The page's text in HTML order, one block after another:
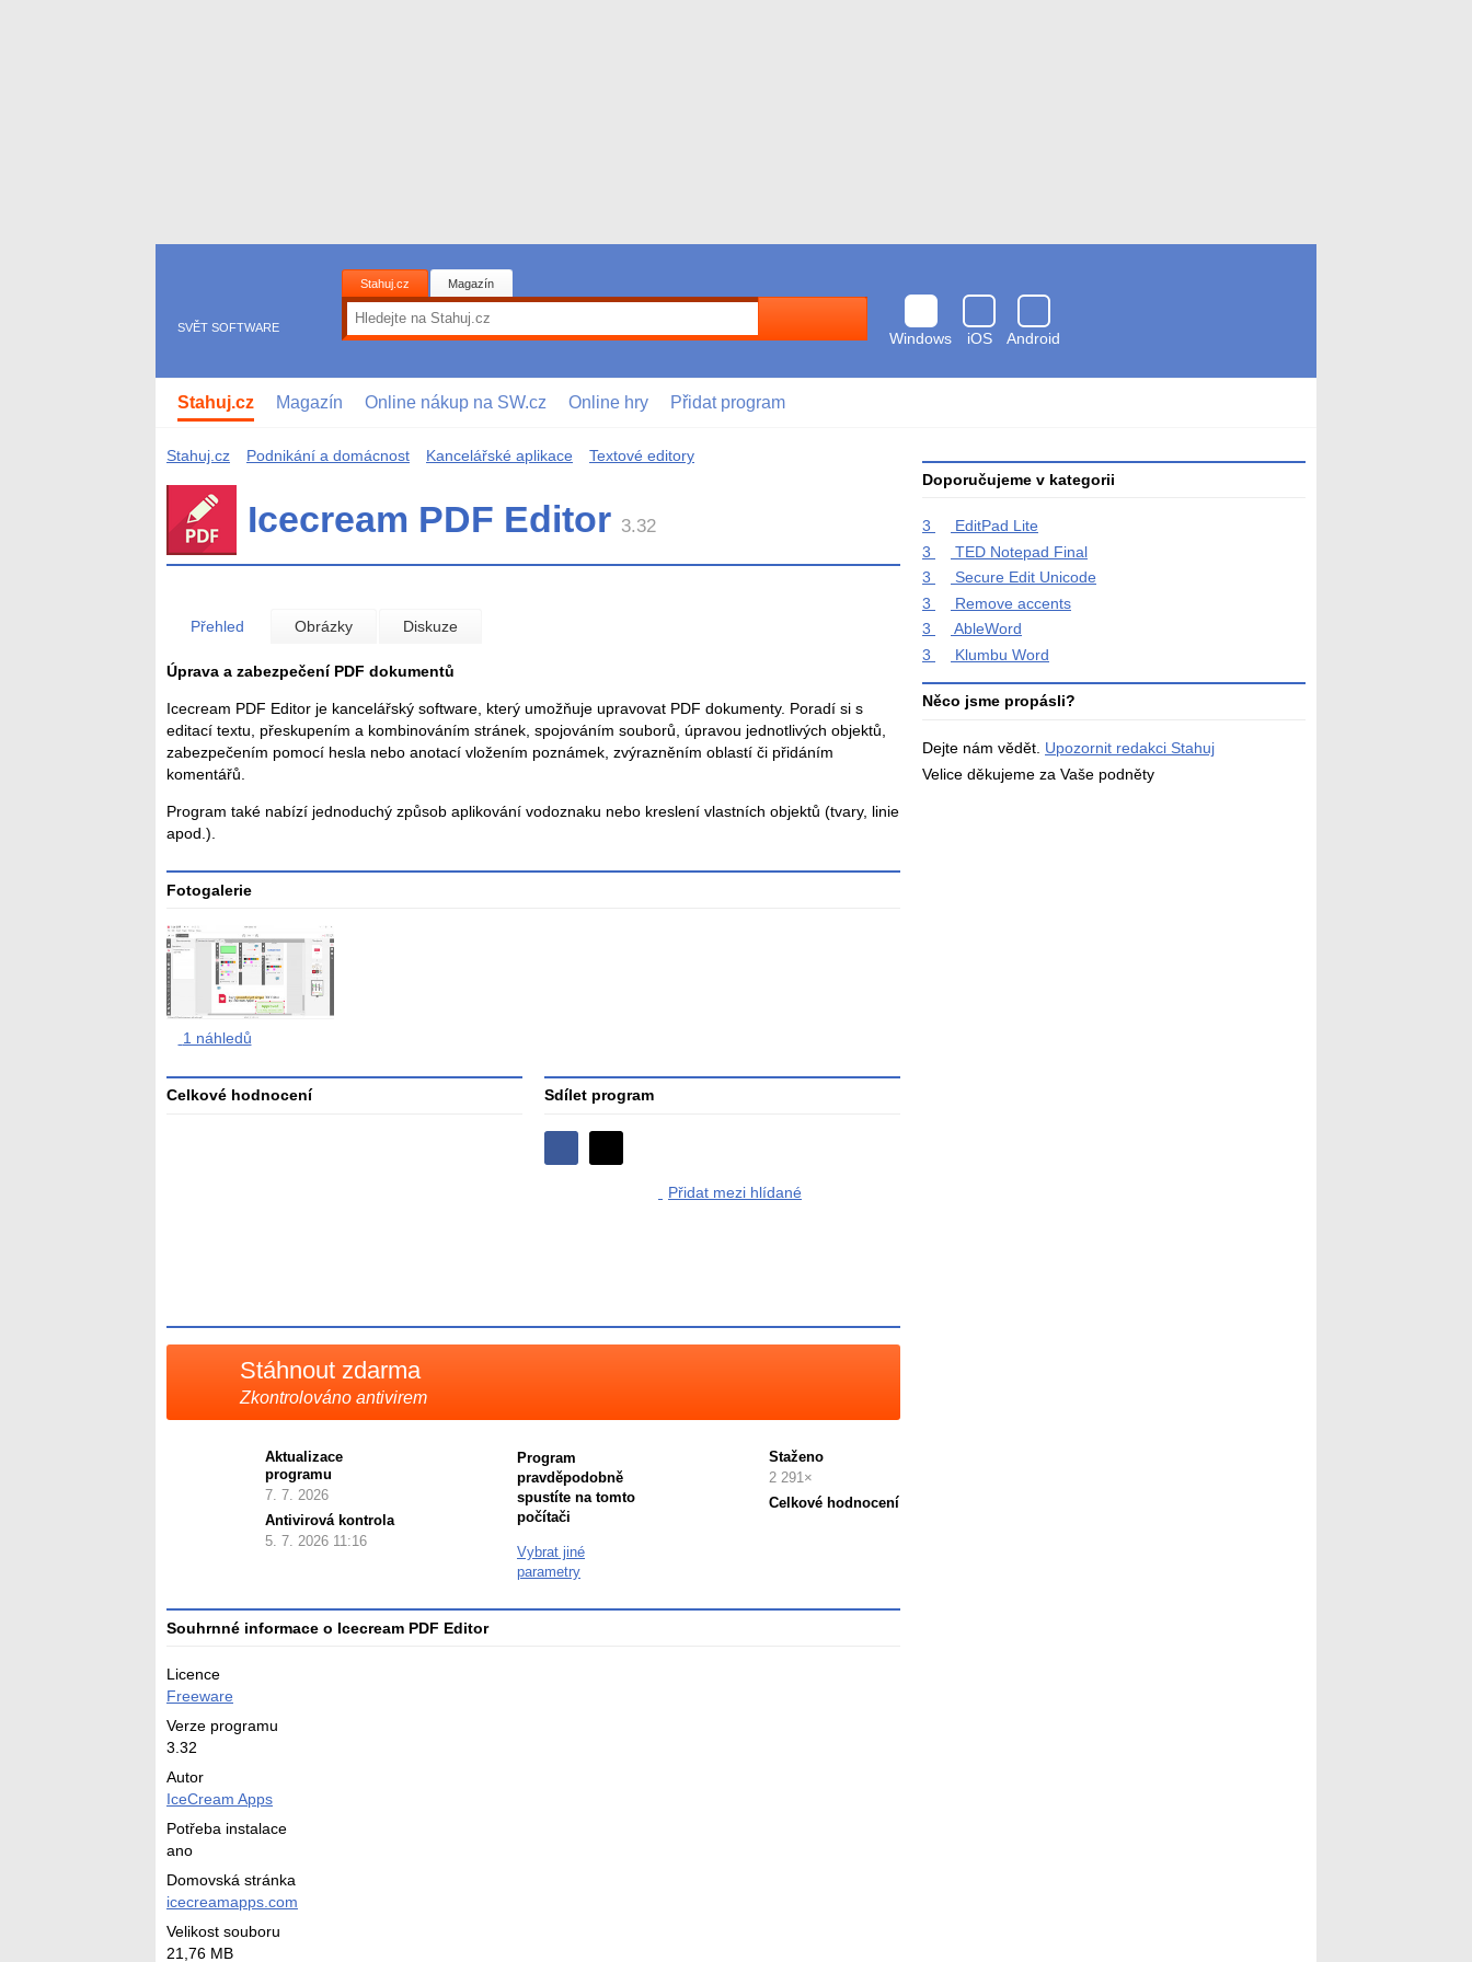
SVĚT SOFTWARE
Stahuj.cz Magazín
Windows
iOS
Android
antivirem
Stahuj.cz Magazín Online nákup na SW.cz Online hry Přidat program
Stahuj.cz Podnikání a domácnost Kancelářské aplikace Textové editory
Icecream PDF Editor 3.32
Přehled Obrázky Diskuze
Úprava a zabezpečení PDF dokumentů
Icecream PDF Editor je kancelářský software, který umožňuje upravovat PDF dokumenty. Poradí si s
editací textu, přeskupením a kombinováním stránek, spojováním souborů, úpravou jednotlivých objektů,
zabezpečením pomocí hesla nebo anotací vložením poznámek, zvýrazněním oblastí či přidáním
komentářů.
Program také nabízí jednoduchý způsob aplikování vodoznaku nebo kreslení vlastních objektů (tvary, linie
apod.).
Fotogalerie
1 náhledů
Celkové hodnocení Sdílet program
Sdílejte
Přidat mezi hlídané
Stáhnout zdarma
Zkontrolováno antivirem
Aktualizace
programu
7. 7. 2026
Antivirová kontrola
5. 7. 2026 11:16
Program
pravděpodobně
spustíte na tomto
počítači
Vybrat jiné
parametry
Staženo
2 291×
Celkové hodnocení
Souhrnné informace o Icecream PDF Editor
Licence
Freeware
Verze programu
3.32
Autor
IceCream Apps
Potřeba instalace
ano
Domovská stránka
icecreamapps.com
Velikost souboru
21,76 MB
Doporučujeme v kategorii
3
EditPad Lite
3
TED Notepad Final
3
Secure Edit Unicode
3
Remove accents
3
AbleWord
3
Klumbu Word
Něco jsme propásli?
Dejte nám vědět. Upozornit redakci Stahuj
Velice děkujeme za Vaše podněty